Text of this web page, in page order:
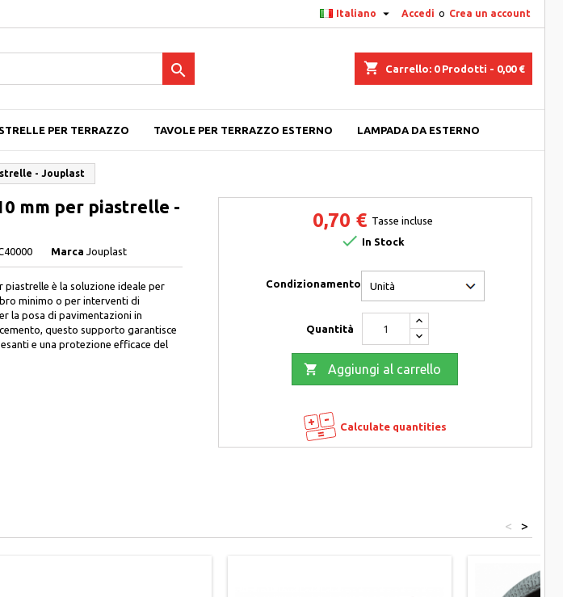
Accedi o Crea un account
Italiano 
shopping_cart Carrello: 0Prodotti - 0,00 €

PER TERRAZZO TAVOLE PER TERRAZZO ESTERNO LAMPADA DA ESTERNO
- Jouplast
mm per piastrelle -
Marca Jouplast
piastrelle è la soluzione ideale per
minimo o per interventi di
la posa di pavimentazioni in
questo supporto garantisce
e una protezione efficace del
0,70 € Tasse incluse
 In Stock
Condizionamento
Quantità
 Aggiungi al carrello
Calculate quantities
>
<